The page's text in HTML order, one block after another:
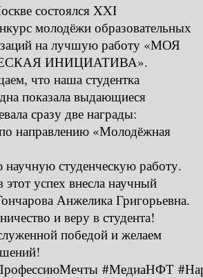
состоялся XXI
молодёжи образовательных
на лучшую работу «МОЯ
ИНИЦИАТИВА».
что наша студентка
показала выдающиеся
сразу две награды:
направлению «Молодёжная
студенческую работу.
успех внесла научный
Анжелика Григорьевна.
и веру в студента!
победой и желаем
#МедиаНФТ